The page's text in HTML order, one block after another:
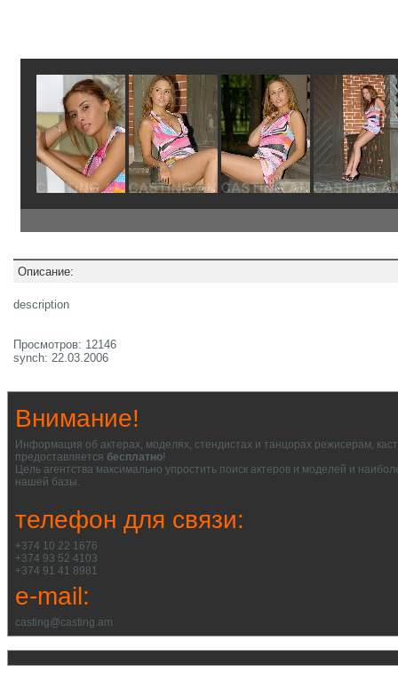
Описание:
description
Просмотров: 12146
synch: 22.03.2006
Внимание!
Информация об актерах, моделях, стендистах и танцорах режисерам,
предоставляется бесплатно!
Цель агентства максимально упростить поиск актеров и моделей и
нашей базы.
телефон для связи:
+374 10 22 1676
+374 93 52 4103
+374 91 41 8981
e-mail:
casting@casting.am